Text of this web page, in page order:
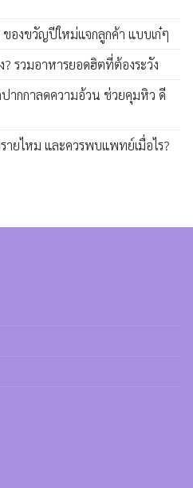
ของขวัญปีใหม่แจกลูกค้า แบบเก๋ๆ
? รวมอาหารยอดฮิตที่ต้องระวัง
ากกาลดความอ้วน ช่วยคุมหิว ดี
ายไหม และควรพบแพทย์เมื่อไร?